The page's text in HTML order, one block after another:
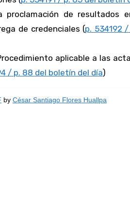
proclamación de resultados
de credenciales (p. 534192
aplicable a las
/ p. 88 del boletín del día)
by César Santiago Flores Huallpa